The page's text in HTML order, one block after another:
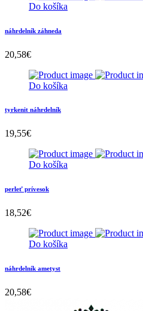
Do košíka
náhrdelník záhneda
20,58€
Do košíka
tyrkenit náhrdelník
19,55€
Do košíka
perleť prívesok
18,52€
Do košíka
náhrdelník ametyst
20,58€